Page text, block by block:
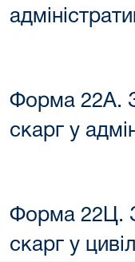
Форма 22А.
скарг у
Форма 22Ц.
скарг у